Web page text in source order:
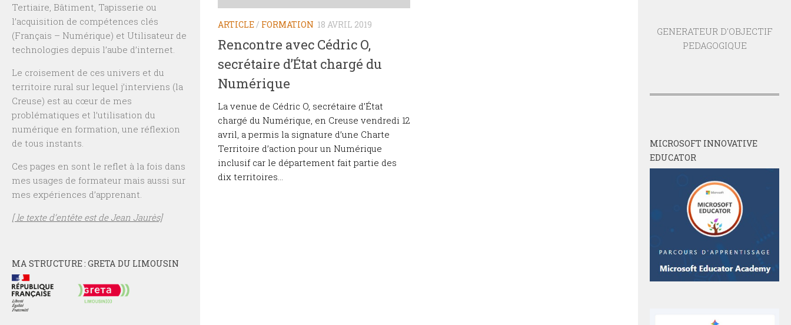
ARTICLE/ FORMATION 18 AVRIL 2019
Rencontre avec Cédric O,
secrétaire d’État chargé du
Numérique
La venue de Cédric O, secrétaire d’État
chargé du Numérique, en Creuse vendredi 12
avril, a permis la signature d’une Charte
Territoire d’action pour un Numérique
inclusif car le département fait partie des
dix territoires...
Tertiaire, Bâtiment, Tapisserie ou
l’acquisition de compétences clés
(Français – Numérique) et Utilisateur de
technologies depuis l’aube d’internet.
Le croisement de ces univers et du
territoire rural sur lequel j’interviens (la
Creuse) est au cœur de mes
problématiques et l’utilisation du
numérique en formation, une réflexion
de tous instants.
Ces pages en sont le reflet à la fois dans
mes usages de formateur mais aussi sur
mes expériences d’apprenant.
[ le texte d’entête est de Jean Jaurès]
MA STRUCTURE : GRETA DU LIMOUSIN
GENERATEUR D'OBJECTIF
PEDAGOGIQUE
MICROSOFT INNOVATIVE
EDUCATOR